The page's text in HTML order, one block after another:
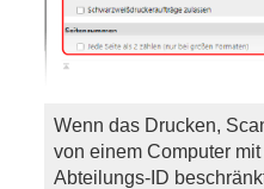
Wenn das Drucken,
von einem Computer
Abteilungs-ID